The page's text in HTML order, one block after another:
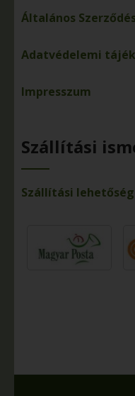
Általános
Adatvédelemi
Impresszum
Szállítási
Szállítási